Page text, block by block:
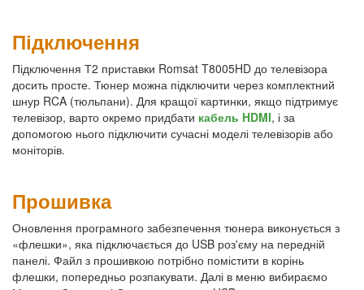
Підключення
Підключення Т2 приставки Romsat T8005HD до телевізора
досить просте. Тюнер можна підключити через комплектний
шнур RCA (тюльпани). Для кращої картинки, якщо підтримує
телевізор, варто окремо придбати кабель HDMI, і за
допомогою нього підключити сучасні моделі телевізорів або
моніторів.
Прошивка
Оновлення програмного забезпечення тюнера виконується з
«флешки», яка підключається до USB роз'єму на передній
панелі. Файл з прошивкою потрібно помістити в корінь
флешки, попередньо розпакувати. Далі в меню вибираємо